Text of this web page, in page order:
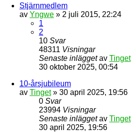
Stjärnmedlem
av Yngwe » 2 juli 2015, 22:24
1
2
10 Svar
48311 Visningar
Senaste inläggetav Tinget
30 oktober 2025, 00:54
10-årsjubileum
av Tinget» 30 april 2025, 19:56
0 Svar
23994 Visningar
Senaste inläggetav Tinget
30 april 2025, 19:56